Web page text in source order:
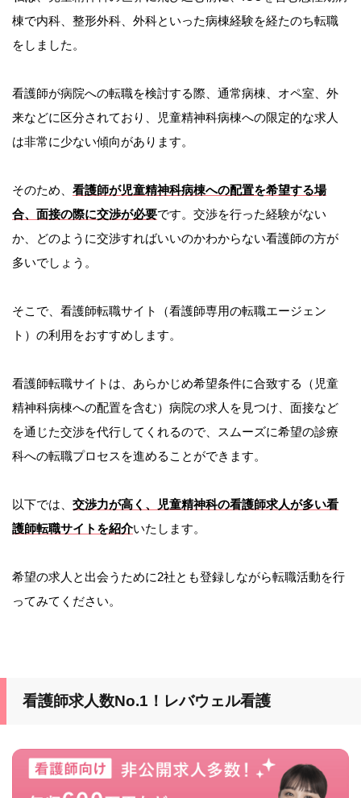
棟で内科、整形外科、外科といった病棟経験を経たのち転職
をしました。
看護師が病院への転職を検討する際、通常病棟、オペ室、外
来などに区分されており、児童精神科病棟への限定的な求人
は非常に少ない傾向があります。
そのため、 看護師が児童精神科病棟への配置を希望する場
合、面接の際に交渉が必要です。交渉を行った経験がない
か、どのように交渉すればいいのかわからない看護師の方が
多いでしょう。
そこで、看護師転職サイト（看護師専用の転職エージェン
ト）の利用をおすすめします。
看護師転職サイトは、あらかじめ希望条件に合致する（児童
精神科病棟への配置を含む）病院の求人を見つけ、面接など
を通じた交渉を代行してくれるので、スムーズに希望の診療
科への転職プロセスを進めることができます。
以下では、 交渉力が高く、児童精神科の看護師求人が多い看
護師転職サイトを紹介いたします。
希望の求人と出会うために2社とも登録しながら転職活動を行
ってみてください。
看護師求人数No.1！レバウェル看護